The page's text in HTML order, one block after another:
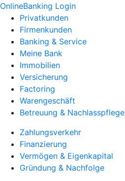
OnlineBanking Login
Privatkunden
Firmenkunden
Banking & Service
Meine Bank
Immobilien
Versicherung
Factoring
Warengeschäft
Betreuung & Nachlasspflege
Zahlungsverkehr
Finanzierung
Vermögen & Eigenkapital
Gründung & Nachfolge